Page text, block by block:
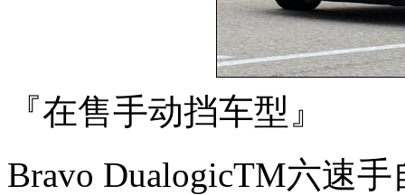
『在售手动挡车型』
Bravo DualogicTM六速